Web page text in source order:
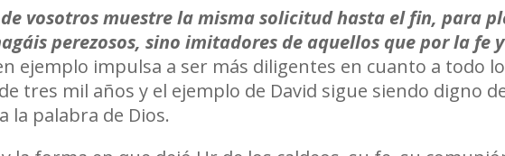
vosotros muestre la misma solicitud hasta el fin, para
perezosos, sino imitadores de aquellos que por la fe
ejemplo impulsa a ser más diligentes en cuanto a todo
tres mil años y el ejemplo de David sigue siendo digno
la palabra de Dios.